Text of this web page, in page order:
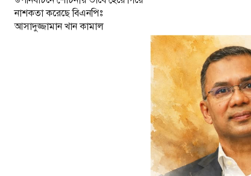
নাশকতা করেছে বিএনপিঃ
আসাদুজ্জামান খান কামাল